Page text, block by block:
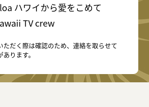
ハワイから愛をこめて
TV crew
だく際は確認のため、連絡を取らせて
ります。